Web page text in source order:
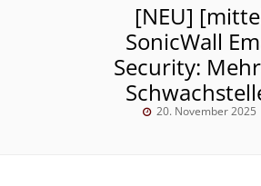
[NEU]
SonicWall
Security:
20. November 2025